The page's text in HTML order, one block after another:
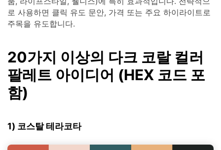
로 사용하면 클릭 유도 문안, 가격 또는 주요 하이라이트로
주목을 유도합니다.
20가지 이상의 다크 코랄 컬러
팔레트 아이디어 (HEX 코드 포
함)
1) 코스탈 테라코타